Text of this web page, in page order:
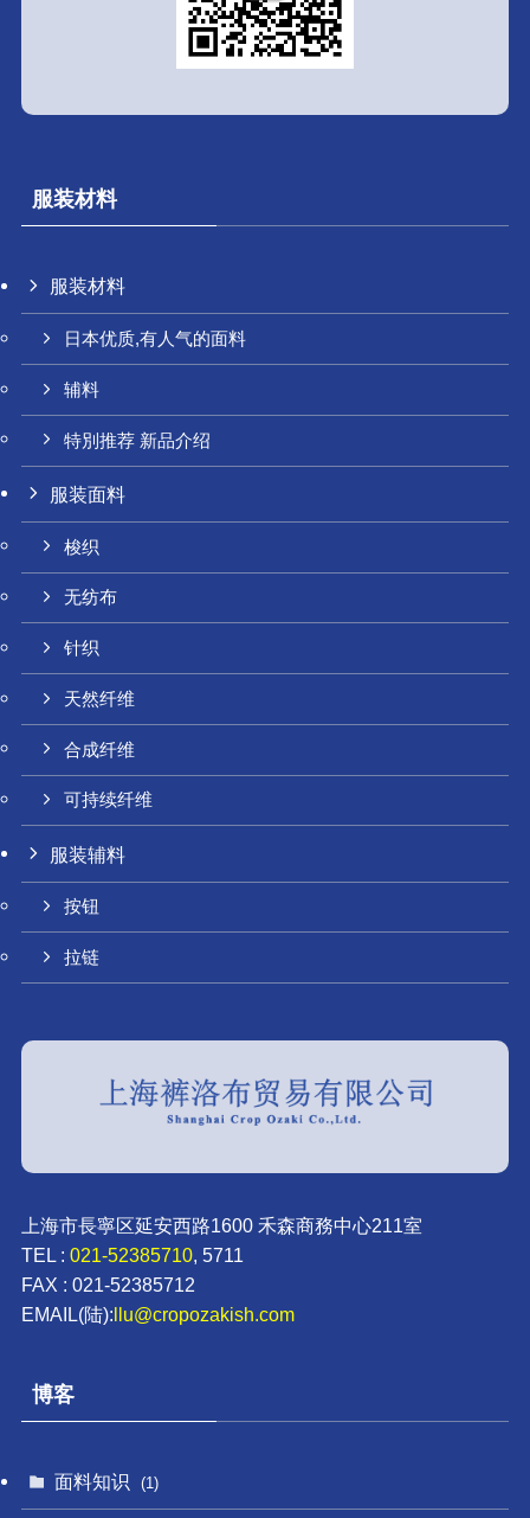
服装材料
服装材料
日本优质,有人气的面料
辅料
特別推荐 新品介绍
服装面料
梭织
无纺布
针织
天然纤维
合成纤维
可持续纤维
服装辅料
按钮
拉链
上海市長寧区延安西路1600 禾森商務中心211室
TEL : 021-52385710, 5711
FAX : 021-52385712
EMAIL(陆):llu@cropozakish.com
博客
面料知识 (1)